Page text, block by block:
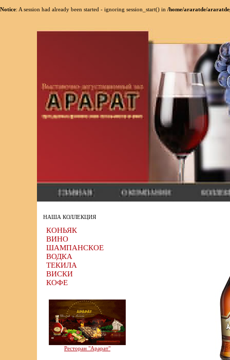
Notice: A session had already been started - ignoring session_start() in /home/araratde/
НАША КОЛЛЕКЦИЯ
КОНЬЯК
ВИНО
ШАМПАНСКОЕ
ВОДКА
ТЕКИЛА
ВИСКИ
КОФЕ
Ресторан "Арарат"